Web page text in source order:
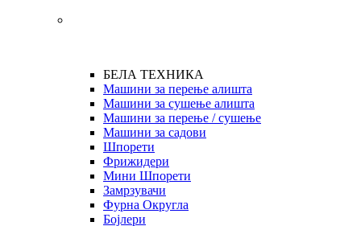
БЕЛА ТЕХНИКА
Машини за перење алишта
Машини за сушење алишта
Машини за перење / сушење
Машини за садови
Шпорети
Фрижидери
Мини Шпорети
Замрзувачи
Фурна Округла
Бојлери